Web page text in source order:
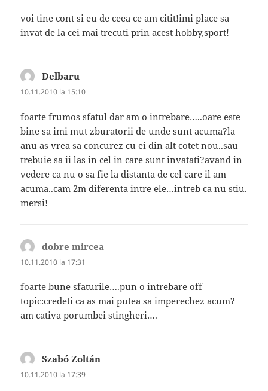
voi tine cont si eu de ceea ce am citit!imi place sa
invat de la cei mai trecuti prin acest hobby,sport!
Delbaru
10.11.2010 la 15:10
foarte frumos sfatul dar am o intrebare…..oare este
bine sa imi mut zburatorii de unde sunt acuma?la
anu as vrea sa concurez cu ei din alt cotet nou..sau
trebuie sa ii las in cel in care sunt invatati?avand in
vedere ca nu o sa fie la distanta de cel care il am
acuma..cam 2m diferenta intre ele…intreb ca nu stiu.
mersi!
dobre mircea
10.11.2010 la 17:31
foarte bune sfaturile….pun o intrebare off
topic:credeti ca as mai putea sa imperechez acum?
am cativa porumbei stingheri….
Szabó Zoltán
10.11.2010 la 17:39